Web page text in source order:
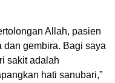
Allah, pasien
dan gembira. Bagi saya
sakit adalah
hati sanubari,”